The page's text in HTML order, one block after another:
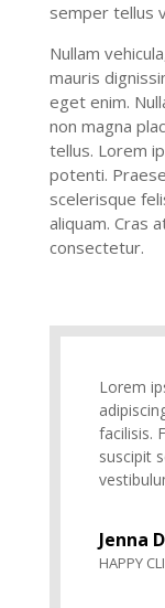
semper tellus
Nullam
mauris
eget enim.
non magna
tellus. Lorem
potenti.
scelerisque
aliquam. Cras
consectetur.
Lorem
facilisis.
suscipit
Jenna
HAPPY